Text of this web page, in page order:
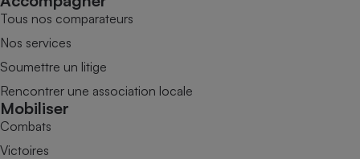
Tous nos comparateurs
Nos services
Soumettre un litige
Rencontrer une association locale
Mobiliser
Combats
Victoires